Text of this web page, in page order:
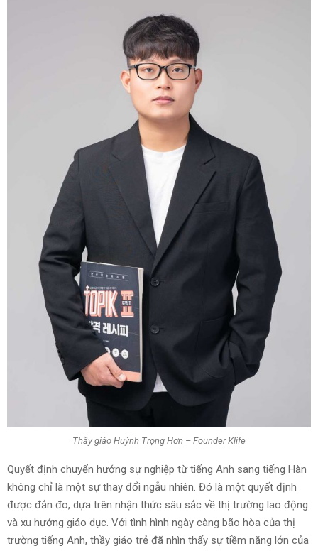
Thầy giáo Huỳnh Trọng Hơn – Founder Klife
Quyết định chuyển hướng sự nghiệp từ tiếng Anh sang tiếng Hàn
không chỉ là một sự thay đổi ngẫu nhiên. Đó là một quyết định
được đắn đo, dựa trên nhận thức sâu sắc về thị trường lao động
và xu hướng giáo dục. Với tình hình ngày càng bão hòa của thị
trường tiếng Anh, thầy giáo trẻ đã nhìn thấy sự tiềm năng lớn của